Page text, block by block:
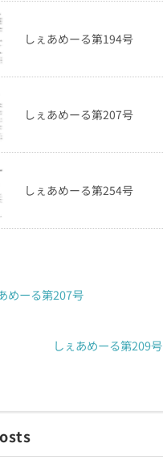
しぇあめーる第194号
しぇあめーる第207号
しぇあめーる第254号
めーる第207号
しぇあめーる第209号